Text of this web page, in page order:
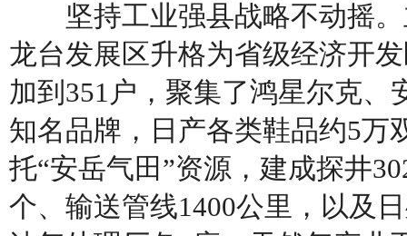
坚持工业强县战略不动摇。
龙台发展区升格为省级经济开
加到351户，聚集了鸿星尔克
知名品牌，日产各类鞋品约5万
托“安岳气田”资源，建成探井
个、输送管线1400公里，以及